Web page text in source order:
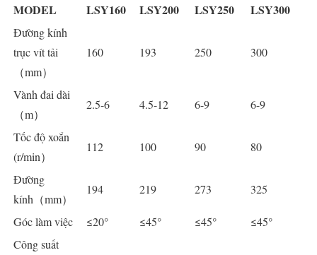
MODEL LSY160 LSY200 LSY250 LSY300
Đường kính
trục vít tải
（mm）
160 193 250 300
Vành đai dài
（m）
2.5-6 4.5-12 6-9 6-9
Tốc độ xoắn
(r/min）
112 100 90 80
Đường
kính（mm）
194 219 273 325
Góc làm việc ≤20° ≤45° ≤45°
≤45°
Công suất